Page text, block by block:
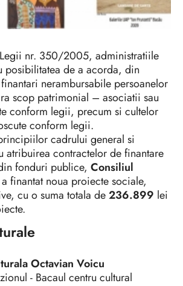
nr. 350/2005, administratiile
posibilitatea de a acorda, din
nerambursabile persoanelor
scop patrimonial – asociatii sau
conform legii, precum si cultelor
conform legii.
cadrului general si
atribuirea contractelor de finantare
fonduri publice, Consiliul
a finantat noua proiecte sociale,
cu o suma totala de236.899 lei
Octavian Voicu
- Bacaul centru cultural